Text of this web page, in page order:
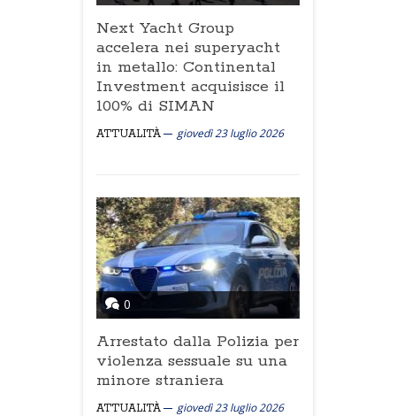
Next Yacht Group
accelera nei superyacht
in metallo: Continental
Investment acquisisce il
100% di SIMAN
ATTUALITÀ giovedì 23 luglio 2026
0
Arrestato dalla Polizia per
violenza sessuale su una
minore straniera
ATTUALITÀ giovedì 23 luglio 2026